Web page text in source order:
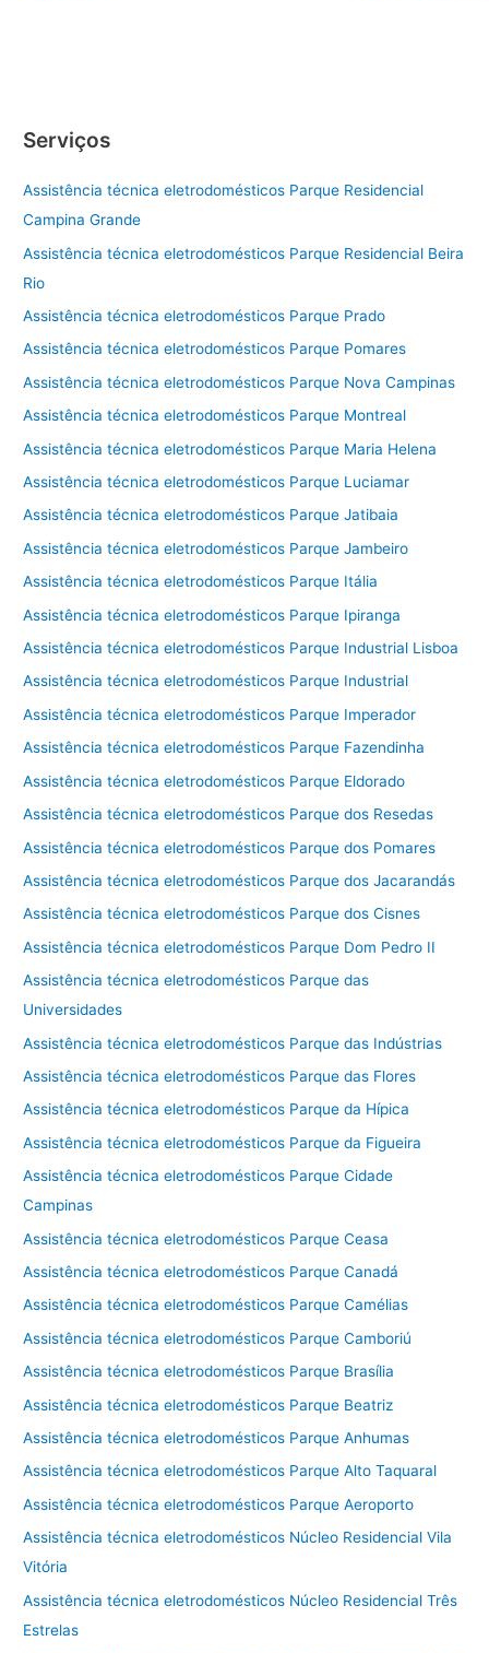
Serviços
Assistência técnica eletrodomésticos Parque Residencial
Campina Grande
Assistência técnica eletrodomésticos Parque Residencial Beira
Rio
Assistência técnica eletrodomésticos Parque Prado
Assistência técnica eletrodomésticos Parque Pomares
Assistência técnica eletrodomésticos Parque Nova Campinas
Assistência técnica eletrodomésticos Parque Montreal
Assistência técnica eletrodomésticos Parque Maria Helena
Assistência técnica eletrodomésticos Parque Luciamar
Assistência técnica eletrodomésticos Parque Jatibaia
Assistência técnica eletrodomésticos Parque Jambeiro
Assistência técnica eletrodomésticos Parque Itália
Assistência técnica eletrodomésticos Parque Ipiranga
Assistência técnica eletrodomésticos Parque Industrial Lisboa
Assistência técnica eletrodomésticos Parque Industrial
Assistência técnica eletrodomésticos Parque Imperador
Assistência técnica eletrodomésticos Parque Fazendinha
Assistência técnica eletrodomésticos Parque Eldorado
Assistência técnica eletrodomésticos Parque dos Resedas
Assistência técnica eletrodomésticos Parque dos Pomares
Assistência técnica eletrodomésticos Parque dos Jacarandás
Assistência técnica eletrodomésticos Parque dos Cisnes
Assistência técnica eletrodomésticos Parque Dom Pedro II
Assistência técnica eletrodomésticos Parque das
Universidades
Assistência técnica eletrodomésticos Parque das Indústrias
Assistência técnica eletrodomésticos Parque das Flores
Assistência técnica eletrodomésticos Parque da Hípica
Assistência técnica eletrodomésticos Parque da Figueira
Assistência técnica eletrodomésticos Parque Cidade
Campinas
Assistência técnica eletrodomésticos Parque Ceasa
Assistência técnica eletrodomésticos Parque Canadá
Assistência técnica eletrodomésticos Parque Camélias
Assistência técnica eletrodomésticos Parque Camboriú
Assistência técnica eletrodomésticos Parque Brasília
Assistência técnica eletrodomésticos Parque Beatriz
Assistência técnica eletrodomésticos Parque Anhumas
Assistência técnica eletrodomésticos Parque Alto Taquaral
Assistência técnica eletrodomésticos Parque Aeroporto
Assistência técnica eletrodomésticos Núcleo Residencial Vila
Vitória
Assistência técnica eletrodomésticos Núcleo Residencial Três
Estrelas